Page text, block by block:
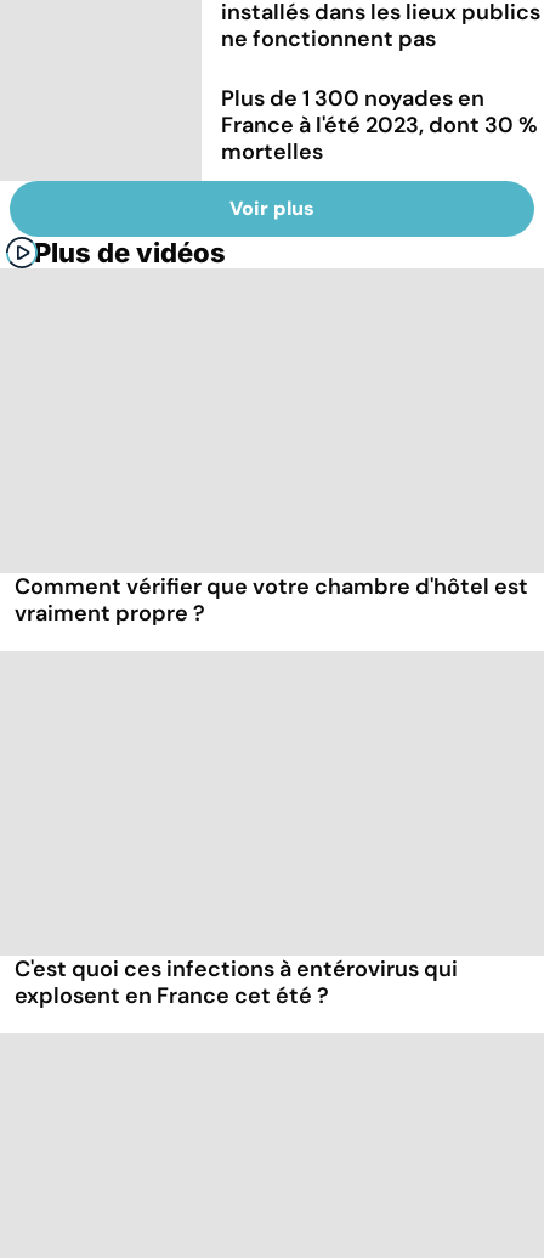
installés dans les lieux publics
ne fonctionnent pas
Plus de 1 300 noyades en
France à l'été 2023, dont 30 %
mortelles
Voir plus
Plus de vidéos
Comment vérifier que votre chambre d'hôtel est
vraiment propre ?
C'est quoi ces infections à entérovirus qui
explosent en France cet été ?